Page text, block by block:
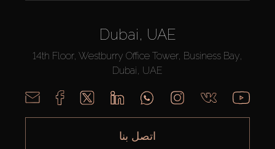
Dubai, UAE
14th Floor, Westburry Office Tower, Business Bay,
Dubai, UAE
اتصل بنا